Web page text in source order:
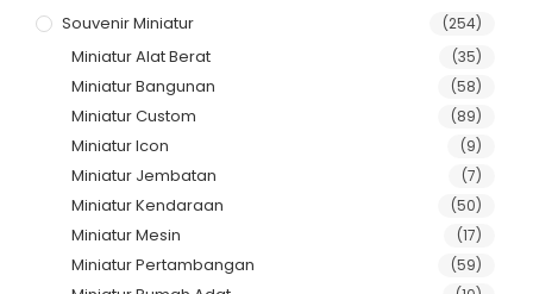
Souvenir Miniatur (254)
Miniatur Alat Berat (35)
Miniatur Bangunan (58)
Miniatur Custom (89)
Miniatur Icon (9)
Miniatur Jembatan (7)
Miniatur Kendaraan (50)
Miniatur Mesin (17)
Miniatur Pertambangan (59)